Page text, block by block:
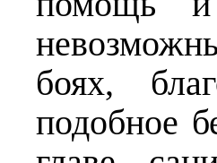
боях,
подобное